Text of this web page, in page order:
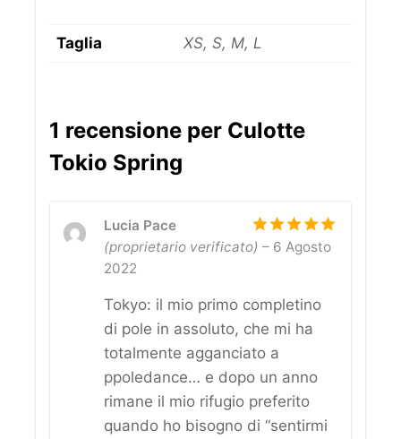
Taglia XS, S, M, L
1 recensione per Culotte
Tokio Spring
5 out of 5
Lucia Pace
(proprietario verificato) – 6 Agosto
2022
Tokyo: il mio primo completino
di pole in assoluto, che mi ha
totalmente agganciato a
ppoledance… e dopo un anno
rimane il mio rifugio preferito
quando ho bisogno di “sentirmi